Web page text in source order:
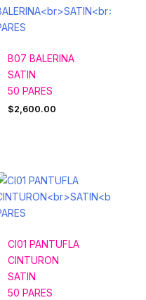
B07 BALERINA
SATIN
50 PARES
$2,600.00
CI01 PANTUFLA
CINTURON
SATIN
50 PARES